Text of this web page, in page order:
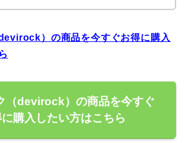
）の商品を今すぐお得に購入
（devirock）の商品を今すぐ
購入したい方はこちら